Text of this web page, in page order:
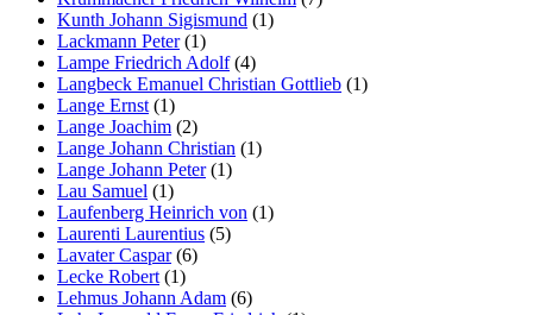
Kunth Johann Sigismund (1)
Lackmann Peter(1)
Lampe Friedrich Adolf(4)
Langbeck Emanuel Christian Gottlieb (1)
Lange Ernst (1)
Lange Joachim (2)
Lange Johann Christian (1)
Lange Johann Peter(1)
Lau Samuel (1)
Laufenberg Heinrich von (1)
Laurenti Laurentius (5)
Lavater Caspar(6)
Lecke Robert (1)
Lehmus Johann Adam (6)